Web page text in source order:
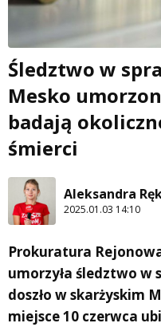
Śledztwo w
Mesko
badają
śmierci
Aleksandra
2025.01.03 14:10
Prokuratura
umorzyła śledztwo w
doszło w skarżyskim
miejsce 10 czerwca